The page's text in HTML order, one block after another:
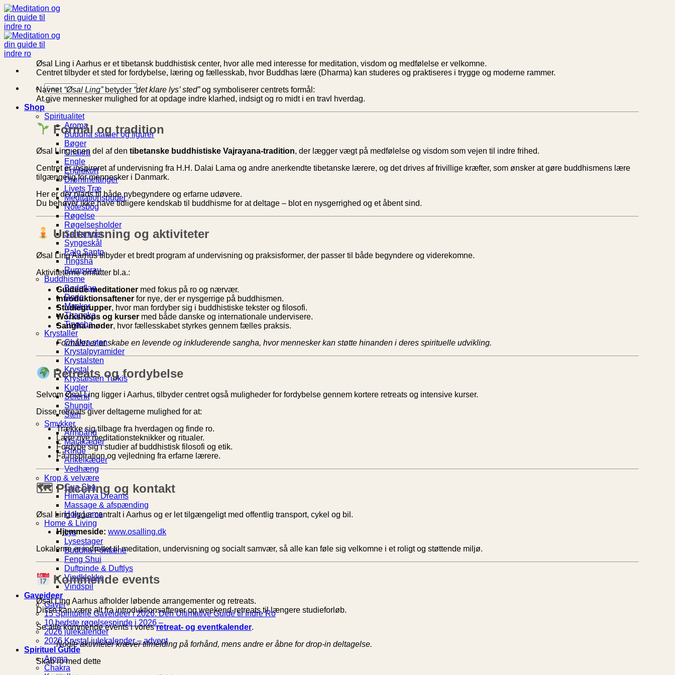
Fortsæt
til
indhold
Søg
efter:
Shop
Spiritualitet
Aroma
Buddha statuer og figurer
Bøger
Chakra
Engle
Englekort
Drømmefanger
Livets Træ
Meditationspuder
Notesbog
Røgelse
Røgelsesholder
Saltlamper
Syngeskål
Palo Santo
Tingsha
Rumspray
Buddhisme
Bedeflag
Dorje
Masker
Thangka
Tingsha
Krystaller
Chakra sten
Krystalpyramider
Krystalsten
Krystal
Krystalsten Turkis
Kugler
Selenit
Shungit
Sten
Smykker
Armbånd
Malakæder
Ringe
Ankelkæder
Vedhæng
Krop & velvære
Gua Sha
Himalaya Dreams
Massage & afspænding
Holy Lama
Home & Living
Lys
Lysestager
Buddha Fontæne
Feng Shui
Duftpinde & Duftlys
Vindklokke
Vindspil
Gaveideer
Gaver
15 Spirituelle Gaveideer i 2026: Den Ultimative Guide til Indre Ro
10 bedste røgelsespinde i 2026 –
2026 julekalender
2026 Krystal julekalender – advent
Spirituel Guide
Aroma
Chakra
Øsal Ling i Aarhus er et tibetansk buddhistisk center, hvor alle med interesse for meditation, visdom og medfølelse er velkomne.
Centret tilbyder et sted for fordybelse, læring og fællesskab, hvor Buddhas lære (Dharma) kan studeres og praktiseres i trygge og moderne rammer.
Navnet “Øsal Ling”betyder “det klare lys’ sted”og symboliserer centrets formål:
At give mennesker mulighed for at opdage indre klarhed, indsigt og ro midt i en travl hverdag.
Formål og tradition
Øsal Ling er en del af den tibetanske buddhistiske Vajrayana-tradition, der lægger vægt på medfølelse og visdom som vejen til indre frihed.
Centret er inspireret af undervisning fra H.H. Dalai Lama og andre anerkendte tibetanske lærere, og det drives af frivillige kræfter, som ønsker at gøre buddhismens lære
tilgængelig for mennesker i Danmark.
Her er der plads til både nybegyndere og erfarne udøvere.
Du behøver ikke have tidligere kendskab til buddhisme for at deltage – blot en nysgerrighed og et åbent sind.
Undervisning og aktiviteter
Øsal Ling Aarhus tilbyder et bredt program af undervisning og praksisformer, der passer til både begyndere og viderekomne.
Aktiviteterne omfatter bl.a.:
Guidede meditationer med fokus på ro og nærvær.
Introduktionsaftener for nye, der er nysgerrige på buddhismen.
Studiegrupper, hvor man fordyber sig i buddhistiske tekster og filosofi.
Workshops og kurser med både danske og internationale undervisere.
Sangha-møder, hvor fællesskabet styrkes gennem fælles praksis.
Formålet er at skabe en levende og inkluderende sangha, hvor mennesker kan støtte hinanden i deres spirituelle udvikling.
Retreats og fordybelse
Selvom Øsal Ling ligger i Aarhus, tilbyder centret også muligheder for fordybelse gennem kortere retreats og intensive kurser.
Disse retreats giver deltagerne mulighed for at:
Trække sig tilbage fra hverdagen og finde ro.
Lære nye meditationsteknikker og ritualer.
Fordybe sig i studier af buddhistisk filosofi og etik.
Få inspiration og vejledning fra erfarne lærere.
🗺 Placering og kontakt
Øsal Ling ligger centralt i Aarhus og er let tilgængeligt med offentlig transport, cykel og bil.
Hjemmeside: www.osalling.dk
Lokalerne er indrettet til meditation, undervisning og socialt samvær, så alle kan føle sig velkomne i et roligt og støttende miljø.
Kommende events
Øsal Ling Aarhus afholder løbende arrangementer og retreats.
Disse kan være alt fra introduktionsaftener og weekend-retreats til længere studieforløb.
Se alle kommende events i voresretreat- og eventkalender.
Nogle aktiviteter kræver tilmelding på forhånd, mens andre er åbne for drop-in deltagelse.
Skab ro med dette